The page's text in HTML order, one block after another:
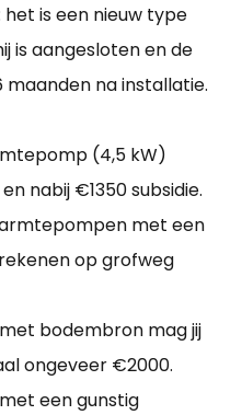
is een nieuw type
is aangesloten en de
maanden na installatie.
(4,5 kW)
nabij €1350 subsidie.
met een
op grofweg
bodembron mag jij
ongeveer €2000.
een gunstig